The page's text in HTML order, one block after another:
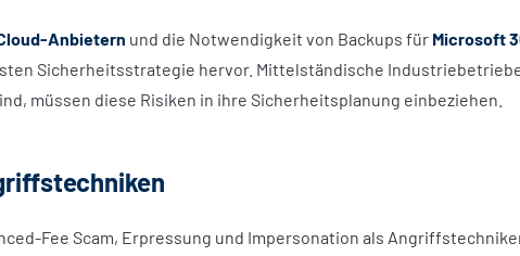
Anbietern und die Notwendigkeit von Backups für Microsoft
Sicherheitsstrategie hervor. Mittelständische
müssen diese Risiken in ihre Sicherheitsplanung einbeziehen.
Fee Scam, Erpressung und Impersonation als